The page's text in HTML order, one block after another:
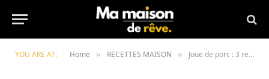
YOU ARE AT: Home » RECETTES MAISON » Joue de porc : 3 recettes faciles à tester